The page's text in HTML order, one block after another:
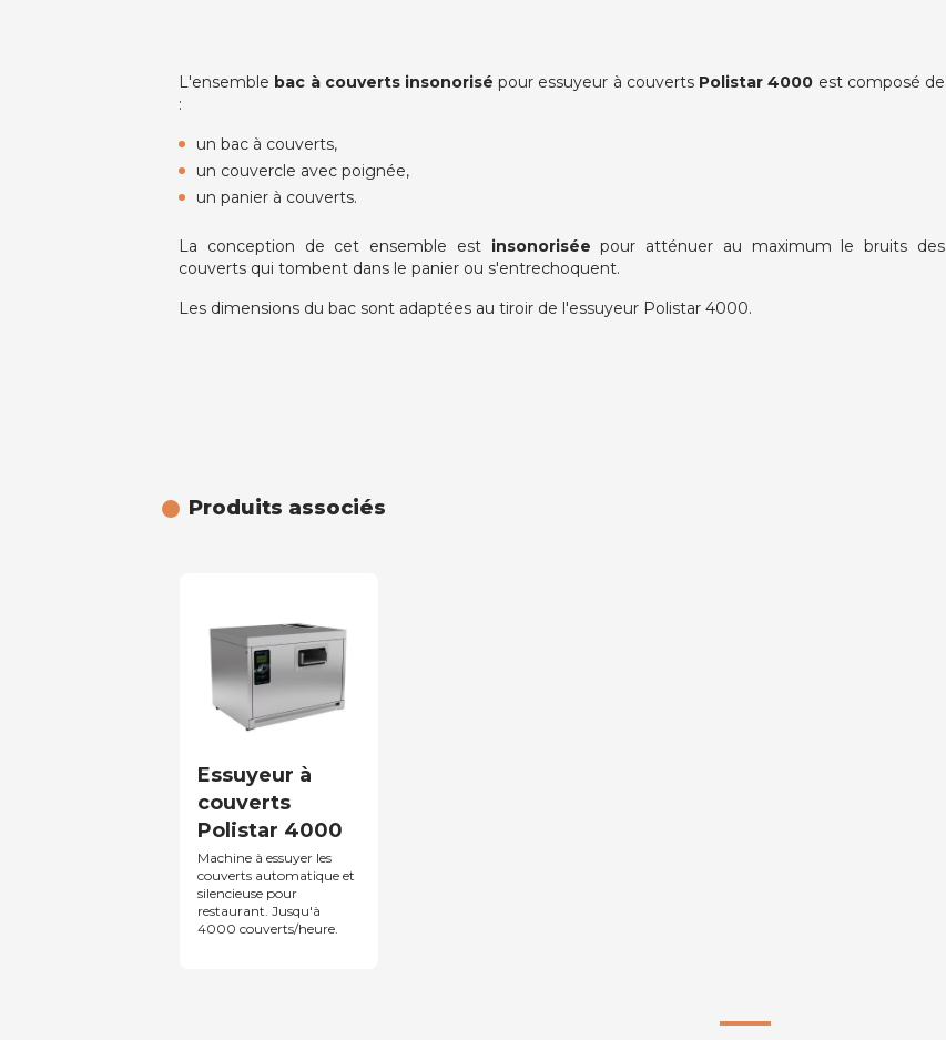
L'ensemble bac à couverts insonorisé pour essuyeur à couverts Polistar 4000 est composé de
:
un bac à couverts,
un couvercle avec poignée,
un panier à couverts.
La conception de cet ensemble est insonorisée pour atténuer au maximum le bruits des
couverts qui tombent dans le panier ou s'entrechoquent.
Les dimensions du bac sont adaptées au tiroir de l'essuyeur Polistar 4000.
Produits associés
Essuyeur à
couverts
Polistar 4000
Machine à essuyer les
couverts automatique et
silencieuse pour
restaurant. Jusqu'à
4000 couverts/heure.